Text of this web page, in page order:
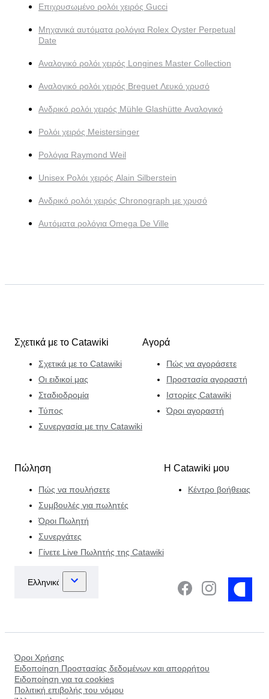
Επιχρυσωμένο ρολόι χειρός Gucci
Μηχανικά αυτόματα ρολόγια Rolex Oyster Perpetual
Date
Αναλογικό ρολόι χειρός Longines Master Collection
Αναλογικό ρολόι χειρός Breguet Λευκό χρυσό
Ανδρικό ρολόι χειρός Mühle Glashütte Αναλογικό
Ρολόι χειρός Meistersinger
Ρολόγια Raymond Weil
Unisex Ρολόι χειρός Alain Silberstein
Ανδρικό ρολόι χειρός Chronograph με χρυσό
Αυτόματα ρολόγια Omega De Ville
Σχετικά με το Catawiki
Σχετικά με το Catawiki
Οι ειδικοί μας
Σταδιοδρομία
Τύπος
Συνεργασία με την Catawiki
Αγορά
Πώς να αγοράσετε
Προστασία αγοραστή
Ιστορίες Catawiki
Όροι αγοραστή
Πώληση
Πώς να πουλήσετε
Συμβουλές για πωλητές
Όροι Πωλητή
Συνεργάτες
Γίνετε Live Πωλητής της Catawiki
Η Catawiki μου
Κέντρο βοήθειας
Όροι Χρήσης
Ειδοποίηση Προστασίας δεδομένων και απορρήτου
Ειδοποίηση για τα cookies
Πολιτική επιβολής του νόμου